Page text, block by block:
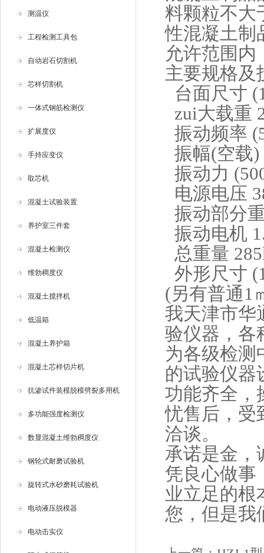
测温仪
工程检测工具包
自动岩石切割机
芯样切割机
一体式钢筋检测仪
扩展度仪
手持应变仪
取芯机
混凝土试验装置
养护室三件套
混凝土检测仪
维勃稠度仪
混凝土搅拌机
低温箱
混凝土养护箱
混凝土芯样切片机
抗渗试件装模脱模劈裂多用机
多功能强度检测仪
数显混凝土维勃稠度仪
钢轮式耐磨试验机
旋转式水砂磨耗试验机
电动液压脱模器
电动击实仪
料颗粒不大
性混凝土制
允许范围内
主要规格及
台面尺寸
zui大载重
振动频率
振幅(空载)
振动力
电源电压
振动部分
振动电机
总重量
外形尺寸
(另有普通1
我天津市华
验仪器，各
为各级检测
的试验仪器
功能齐全，
忧售后，受
洽谈。
承诺是金，
凭良心做事
业立足的根
您，但是我